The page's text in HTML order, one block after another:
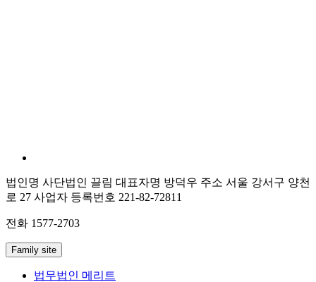
법인명 사단법인 끌림 대표자명 방덕우 주소 서울 강서구 양천
로 27 사업자 등록번호 221-82-72811
전화 1577-2703
Family site
법무법인 메리트